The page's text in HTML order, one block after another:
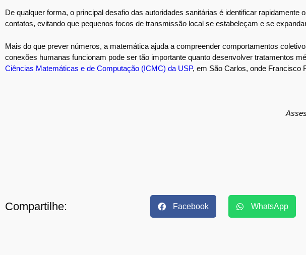
De qualquer forma, o principal desafio das autoridades sanitárias é identificar
contatos, evitando que pequenos focos de transmissão local se estabeleçam e se
Mais do que prever números, a matemática ajuda a compreender comportamentos
conexões humanas funcionam pode ser tão importante quanto desenvolver tratamentos
Ciências Matemáticas e de Computação (ICMC) da USP, em São Carlos, onde Francisco
Compartilhe: Facebook WhatsApp